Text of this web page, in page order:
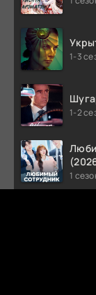
1-3
1-2
1